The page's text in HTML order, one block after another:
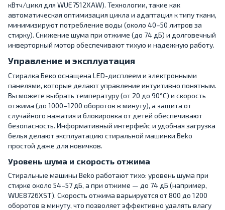
кВтч/цикл для WUE7512XAW). Технологии, такие как
автоматическая оптимизация цикла и адаптация к типу ткани,
минимизируют потребление воды (около 40–50 литров за
стирку). Снижение шума при отжиме (до 74 дБ) и долговечный
инверторный мотор обеспечивают тихую и надежную работу.
Управление и эксплуатация
Стиралка Беко оснащена LED-дисплеем и электронными
панелями, которые делают управление интуитивно понятным.
Вы можете выбрать температуру (от 20 до 90°C) и скорость
отжима (до 1000–1200 оборотов в минуту), а защита от
случайного нажатия и блокировка от детей обеспечивают
безопасность. Информативный интерфейс и удобная загрузка
белья делают эксплуатацию стиральной машинки Beko
простой даже для новичков.
Уровень шума и скорость отжима
Стиральные машины Beko работают тихо: уровень шума при
стирке около 54–57 дБ, а при отжиме — до 74 дБ (например,
WUE8726XST). Скорость отжима варьируется от 800 до 1200
оборотов в минуту, что позволяет эффективно удалять влагу